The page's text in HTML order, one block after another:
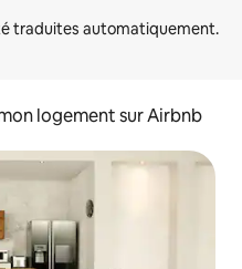
logement sur Airbnb